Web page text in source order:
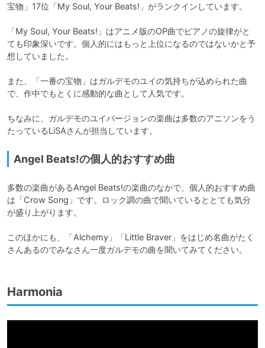
宝物」17位「My Soul, Your Beats!」がランクインしています。
「My Soul, Your Beats!」はアニメ版のOP曲でピアノの旋律がと
ても印象深いです。個人的にはもっと上位になるのではないかと予
想していました。
また、「一番の宝物」はガルデモのユイの気持ちが込められた曲
で、作中でもとくに感動的な曲として人気です。
ちなみに、ガルデモのユイバージョンの楽曲は多数のアニソンをう
たっているLiSAさんが担当しています。
Angel Beats!の個人的おすすめ曲
多数の楽曲があるAngel Beats!の楽曲のなかで、個人的おすすめ曲
は「Crow Song」です。ロック調の曲で聞いているととても気分
が盛り上がります。
このほかにも、「Alchemy」「Little Braver」をはじめ名曲がたく
さんあるのでみなさん一度ガルデモの曲を聞いてみてください。
Harmonia